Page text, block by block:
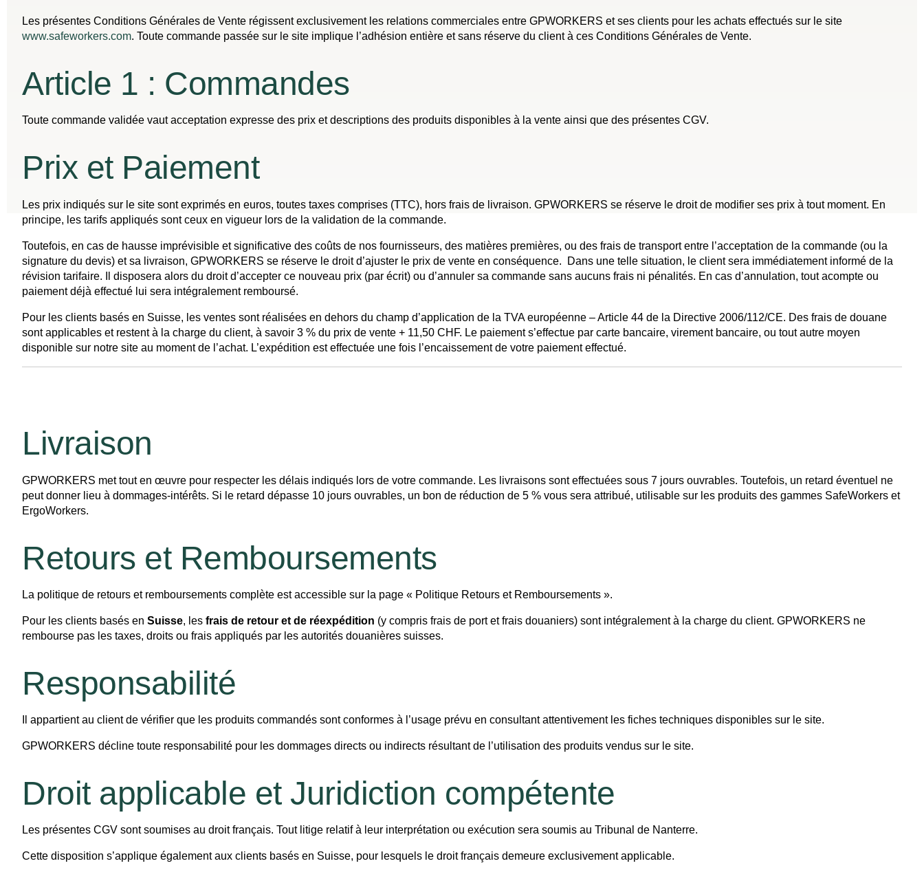
Les présentes Conditions Générales de Vente régissent exclusivement les relations commerciales entre GPWORKERS et ses clients pour les achats effectués sur le site
www.safeworkers.com. Toute commande passée sur le site implique l’adhésion entière et sans réserve du client à ces Conditions Générales de Vente.
Article 1 : Commandes
Toute commande validée vaut acceptation expresse des prix et descriptions des produits disponibles à la vente ainsi que des présentes CGV.
Prix et Paiement
Les prix indiqués sur le site sont exprimés en euros, toutes taxes comprises (TTC), hors frais de livraison. GPWORKERS se réserve le droit de modifier ses prix à tout moment. En
principe, les tarifs appliqués sont ceux en vigueur lors de la validation de la commande.
Toutefois, en cas de hausse imprévisible et significative des coûts de nos fournisseurs, des matières premières, ou des frais de transport entre l’acceptation de la commande (ou la
signature du devis) et sa livraison, GPWORKERS se réserve le droit d’ajuster le prix de vente en conséquence. Dans une telle situation, le client sera immédiatement informé de la
révision tarifaire. Il disposera alors du droit d’accepter ce nouveau prix (par écrit) ou d’annuler sa commande sans aucuns frais ni pénalités. En cas d’annulation, tout acompte ou
paiement déjà effectué lui sera intégralement remboursé.
Pour les clients basés en Suisse, les ventes sont réalisées en dehors du champ d’application de la TVA européenne – Article 44 de la Directive 2006/112/CE. Des frais de douane
sont applicables et restent à la charge du client, à savoir 3 % du prix de vente + 11,50 CHF. Le paiement s’effectue par carte bancaire, virement bancaire, ou tout autre moyen
disponible sur notre site au moment de l’achat. L’expédition est effectuée une fois l’encaissement de votre paiement effectué.
Livraison
GPWORKERS met tout en œuvre pour respecter les délais indiqués lors de votre commande. Les livraisons sont effectuées sous 7 jours ouvrables. Toutefois, un retard éventuel ne
peut donner lieu à dommages-intérêts. Si le retard dépasse 10 jours ouvrables, un bon de réduction de 5 % vous sera attribué, utilisable sur les produits des gammes SafeWorkers et
ErgoWorkers.
Retours et Remboursements
La politique de retours et remboursements complète est accessible sur la page « Politique Retours et Remboursements ».
Pour les clients basés en Suisse, les frais de retour et de réexpédition (y compris frais de port et frais douaniers) sont intégralement à la charge du client. GPWORKERS ne
rembourse pas les taxes, droits ou frais appliqués par les autorités douanières suisses.
Responsabilité
Il appartient au client de vérifier que les produits commandés sont conformes à l’usage prévu en consultant attentivement les fiches techniques disponibles sur le site.
GPWORKERS décline toute responsabilité pour les dommages directs ou indirects résultant de l’utilisation des produits vendus sur le site.
Droit applicable et Juridiction compétente
Les présentes CGV sont soumises au droit français. Tout litige relatif à leur interprétation ou exécution sera soumis au Tribunal de Nanterre.
Cette disposition s’applique également aux clients basés en Suisse, pour lesquels le droit français demeure exclusivement applicable.